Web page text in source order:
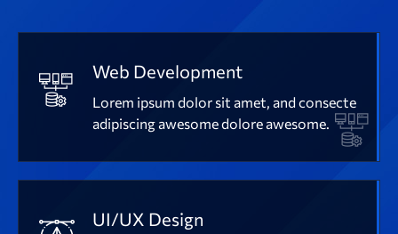
Web Development
Lorem ipsum dolor sit amet, and consecte
adipiscing awesome dolore awesome.
UI/UX Design